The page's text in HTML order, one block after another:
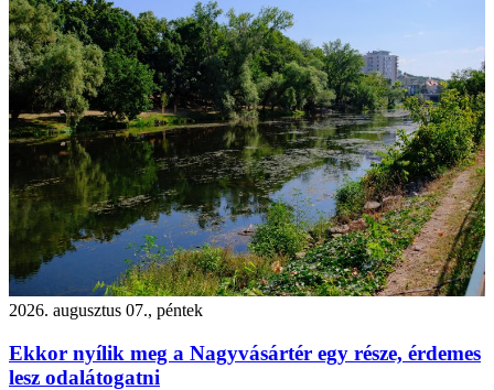
2026. augusztus 07., péntek
Ekkor nyílik meg a Nagyvásártér egy része, érdemes
lesz odalátogatni